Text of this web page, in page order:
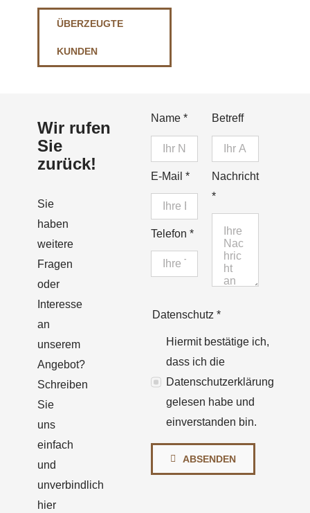
ÜBERZEUGTE
KUNDEN
Wir rufen
Sie
zurück!
Sie
haben
weitere
Fragen
oder
Interesse
an
unserem
Angebot?
Schreiben
Sie
uns
einfach
und
unverbindlich
hier
Name*
E-Mail*
Telefon*
Betreff
Nachricht
*
Datenschutz*
Hiermit bestätige ich,
dass ich die
Datenschutzerklärung
gelesen habe und
einverstanden bin.
ABSENDEN